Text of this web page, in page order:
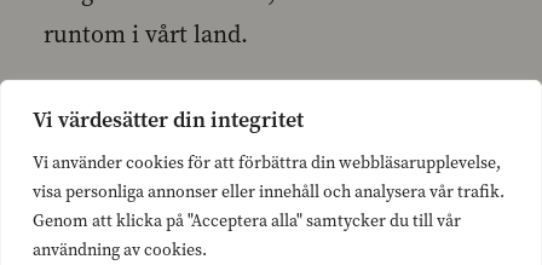
Vi värdesätter din integritet
Vi använder cookies för att förbättra din webbläsarupplevelse,
visa personliga annonser eller innehåll och analysera vår trafik.
Genom att klicka på "Acceptera alla" samtycker du till vår
användning av cookies.
runtom i vårt land.
− Om bara en och en halv månad träder
den nya lagen om jourerna och
centraliseringen av verksamheter vid
sjukhusen i kraft. Då koncentreras